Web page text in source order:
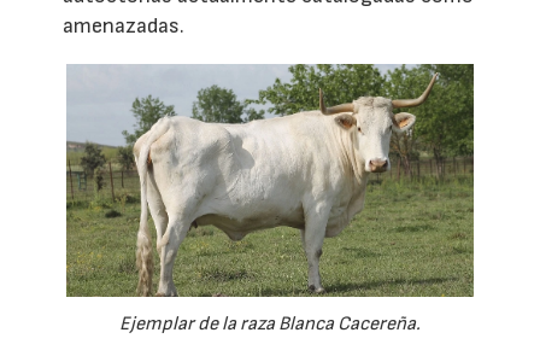
amenazadas.
Ejemplar de la raza Blanca Cacereña.